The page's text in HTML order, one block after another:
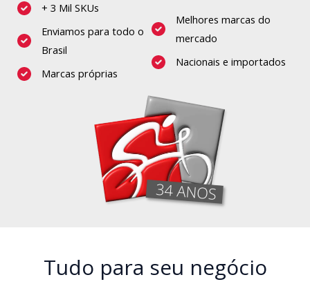
+ 3 Mil SKUs
Enviamos para todo o
Brasil
Marcas próprias
Melhores marcas do
mercado
Nacionais e importados
Tudo para seu negócio